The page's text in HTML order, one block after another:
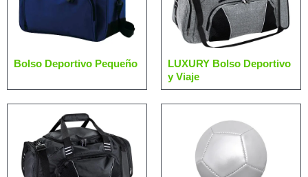
Bolso Deportivo Pequeño
LUXURY Bolso Deportivo
y Viaje